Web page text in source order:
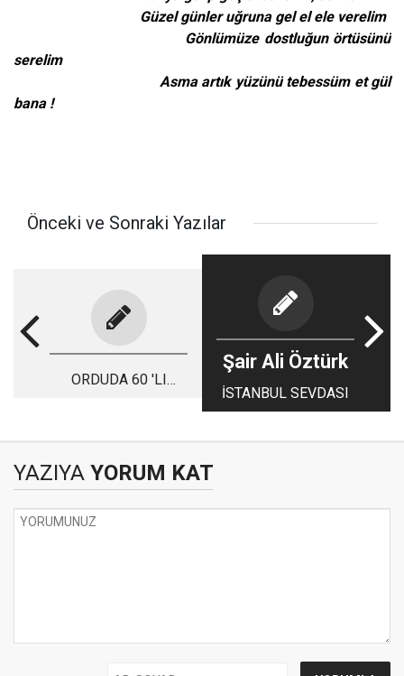
Güzel günler uğruna gel el ele verelim
Gönlümüze dostluğun örtüsünü
serelim
Asma artık yüzünü tebessüm et gül
bana !
Önceki ve Sonraki Yazılar
ORDUDA 60 'LI
Şair Ali Öztürk
İSTANBUL SEVDASI
YAZIYA YORUM KAT